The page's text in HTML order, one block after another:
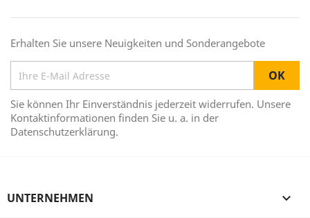
Erhalten Sie unsere Neuigkeiten und Sonderangebote
Sie können Ihr Einverständnis jederzeit widerrufen. Unsere
Kontaktinformationen finden Sie u. a. in der
Datenschutzerklärung.
UNTERNEHMEN 